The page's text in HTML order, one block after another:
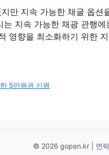
만 지속 가능한 채굴 옵션
지속 가능한 채광 관행
영향을 최소화하기 위한
5만원권 신원
© 2026 gopen.kr | 연